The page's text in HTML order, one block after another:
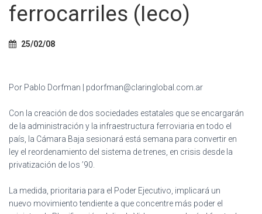
ferrocarriles (Ieco)
25/02/08
Por Pablo Dorfman | pdorfman@claringlobal.com.ar
Con la creación de dos sociedades estatales que se encargarán
de la administración y la infraestructura ferroviaria en todo el
país, la Cámara Baja sesionará está semana para convertir en
ley el reordenamiento del sistema de trenes, en crisis desde la
privatización de los ’90.
La medida, prioritaria para el Poder Ejecutivo, implicará un
nuevo movimiento tendiente a que concentre más poder el